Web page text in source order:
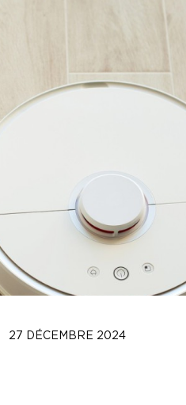
27 DÉCEMBRE 2024